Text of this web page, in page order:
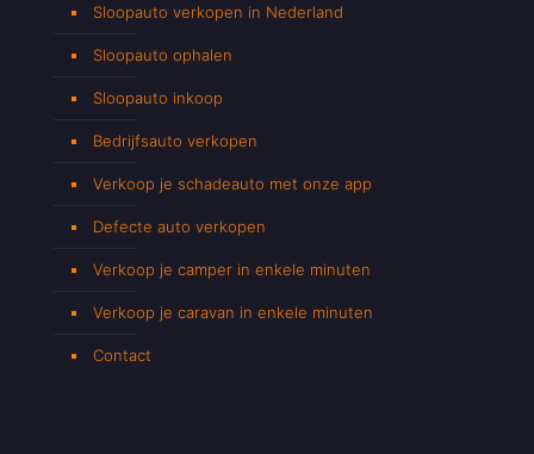
Sloopauto verkopen in Nederland
Sloopauto ophalen
Sloopauto inkoop
Bedrijfsauto verkopen
Verkoop je schadeauto met onze app
Defecte auto verkopen
Verkoop je camper in enkele minuten
Verkoop je caravan in enkele minuten
Contact